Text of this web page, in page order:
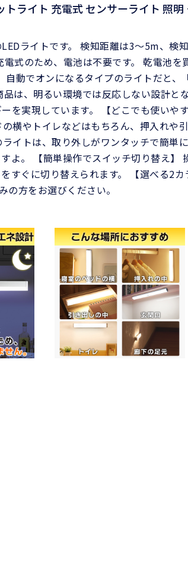
ライト 充電式 センサーライト 照
ライトです。 検知距離は3～5m、検
式のため、電池は不要です。 乾電池
動でオンになるタイプのライトだと、
は、明るい環境では反応しない設計と
を実現しています。 【どこでも使いや
横やトイレなどはもちろん、押入れや
イトは、取り外しがワンタッチで簡単
よ。 【簡単操作でスイッチ切り替え】
すぐに切り替えられます。 【選べる2
方をお選びください。